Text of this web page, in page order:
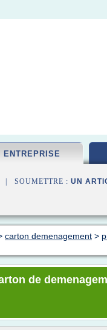
ENTREPRISE
| SOUMETTRE : UN
carton demenagement >
de